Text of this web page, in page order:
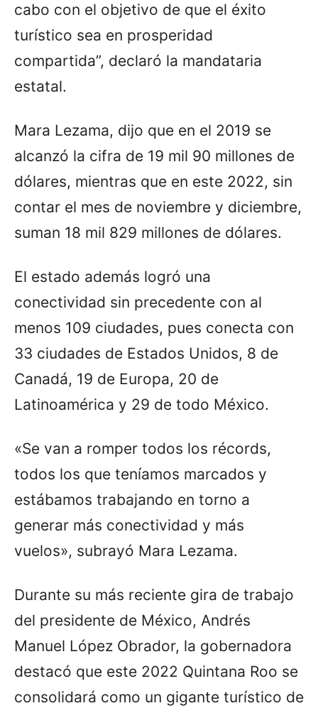
cabo con el objetivo de que el éxito
turístico sea en prosperidad
compartida”, declaró la mandataria
estatal.
Mara Lezama, dijo que en el 2019 se
alcanzó la cifra de 19 mil 90 millones de
dólares, mientras que en este 2022, sin
contar el mes de noviembre y diciembre,
suman 18 mil 829 millones de dólares.
El estado además logró una
conectividad sin precedente con al
menos 109 ciudades, pues conecta con
33 ciudades de Estados Unidos, 8 de
Canadá, 19 de Europa, 20 de
Latinoamérica y 29 de todo México.
«Se van a romper todos los récords,
todos los que teníamos marcados y
estábamos trabajando en torno a
generar más conectividad y más
vuelos», subrayó Mara Lezama.
Durante su más reciente gira de trabajo
del presidente de México, Andrés
Manuel López Obrador, la gobernadora
destacó que este 2022 Quintana Roo se
consolidará como un gigante turístico de